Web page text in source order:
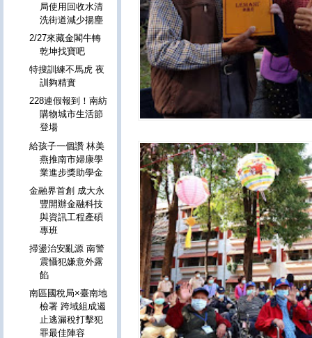
局使用回收水清
洗街道減少揚塵
2/27來藏金閣牛轉
乾坤找寶吧
特搜訓練不馬虎 夜
訓夠精實
228連假報到！南紡
購物城市生活節
登場
給孩子一個讚 林美
燕推南市婦康學
業進步獎助學金
金融界首創 成大永
豐開辦金融科技
與資訊工程產碩
專班
掃盪治安亂源 南警
震懾犯嫌意外露
餡
南區國稅局×臺南地
檢署 跨域組成遏
止逃漏稅打擊犯
罪最佳陣容